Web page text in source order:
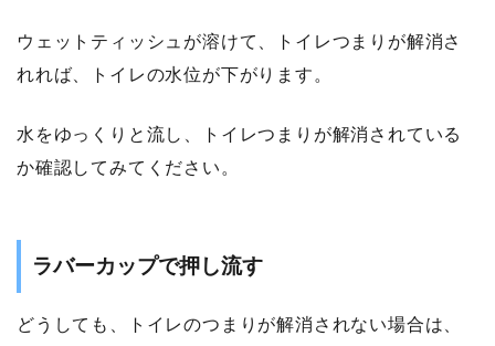
ウェットティッシュが溶けて、トイレつまりが解消さ
れれば、トイレの水位が下がります。
水をゆっくりと流し、トイレつまりが解消されている
か確認してみてください。
ラバーカップで押し流す
どうしても、トイレのつまりが解消されない場合は、